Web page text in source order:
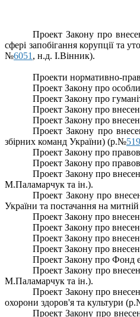
Проект Закону про
сфері запобігання корупції та
№6051 , н.д. І.Вінник).
Проекти нормативно-
Проект Законупро
Проект Законупро
Проект Законупро
Проект Законупро
Проект Закону про
збірних команд України) (р.№
Проект Закону про
Проект Закону про
Проект Законупро
М.Паламарчук та ін.).
Проект Законупро
України та постачання на
Проект Законупро
Проект Законупро
Проект Законупро
Проект Законупро
Проект Закону про Фонд
Проект Закону про
М.Паламарчук та ін.).
Проект Закону про
охорони здоров'я та культури
Проект Законупро